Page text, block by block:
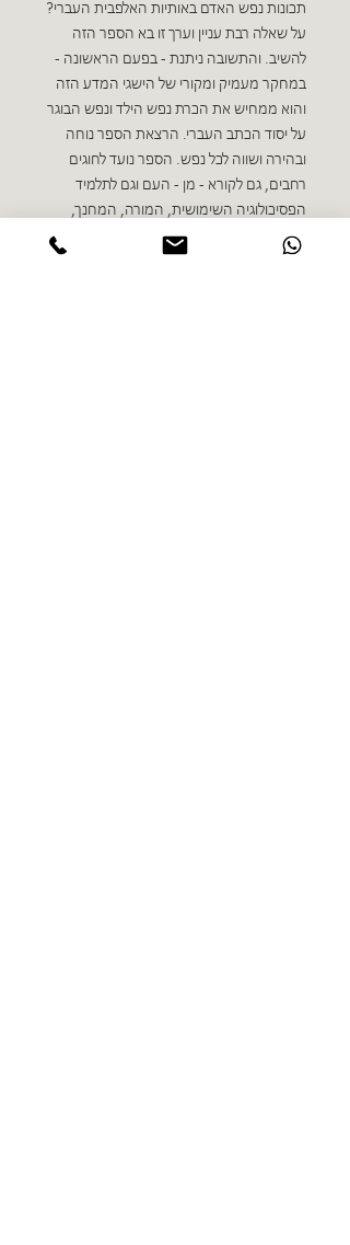
תכונות נפש האדם באותיות האלפבית העברי?
על שאלה רבת עניין וערך זו בא הספר הזה
להשיב. והתשובה ניתנת - בפעם הראשונה -
במחקר מעמיק ומקורי של הישגי המדע הזה
והוא ממחיש את הכרת נפש הילד ונפש הבוגר
על יסוד הכתב העברי. הרצאת הספר נוחה
ובהירה ושווה לכל נפש. הספר נועד לחוגים
רחבים, גם לקורא - מן - העם וגם לתלמיד
הפסיכולוגיה השימושית, המורה, המחנך,
הטסטולוג.